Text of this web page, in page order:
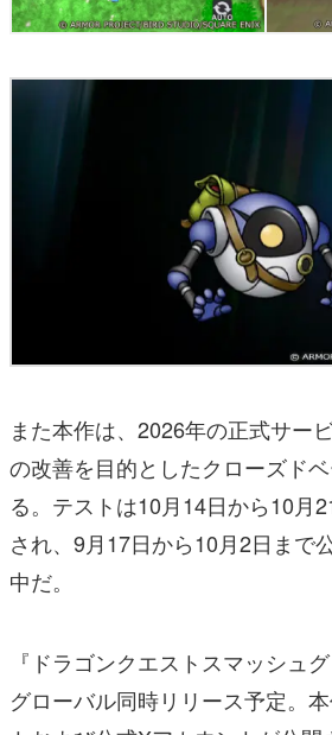
また本作は、2026年の正式サー
の改善を目的としたクローズド
る。テストは10月14日から10月
され、9月17日から10月2日まで
中だ。
『ドラゴンクエストスマッシュ
グローバル同時リリース予定。